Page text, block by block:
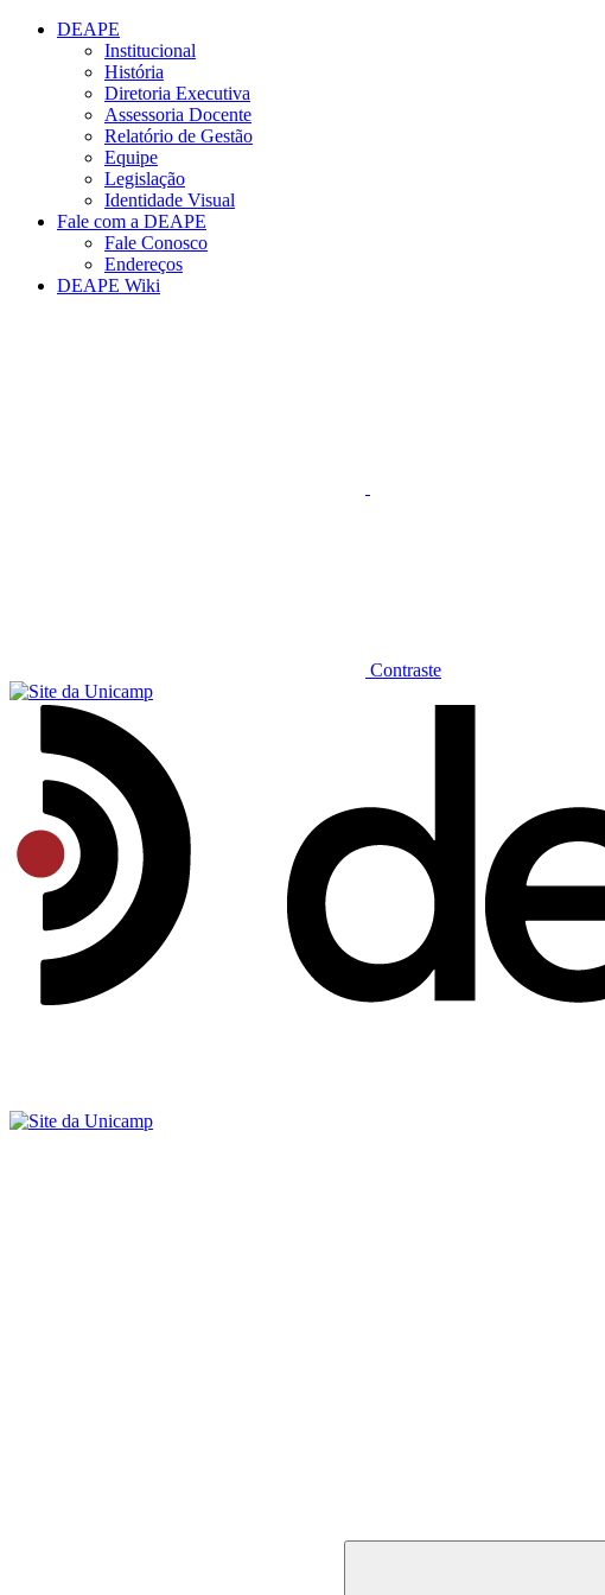
Conteúdo principal
DEAPE
Institucional
História
Diretoria Executiva
Assessoria Docente
Relatório de Gestão
Equipe
Legislação
Identidade Visual
Fale com a DEAPE
Fale Conosco
Endereços
DEAPE Wiki
Contraste